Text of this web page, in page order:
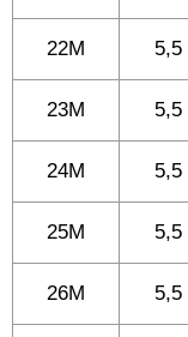
22M 5,5
23M 5,5
24M 5,5
25M 5,5
26M 5,5